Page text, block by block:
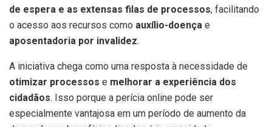
de espera e as extensas filas de processos, facilitando
o acesso aos recursos como auxílio-doença e
aposentadoria por invalidez.
A iniciativa chega como uma resposta à necessidade de
otimizar processos e melhorar a experiência dos
cidadãos. Isso porque a perícia online pode ser
especialmente vantajosa em um período de aumento da